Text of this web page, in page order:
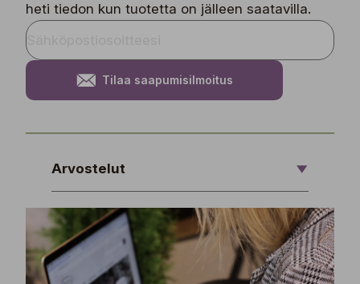
heti tiedon kun tuotetta on jälleen saatavilla.
Tilaa saapumisilmoitus
Arvostelut